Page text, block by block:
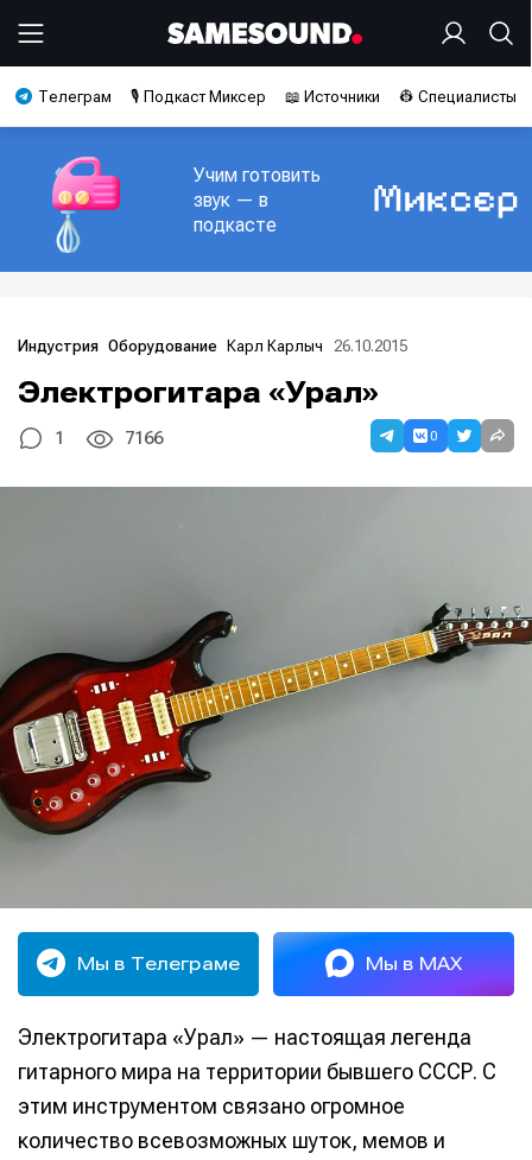
Телеграм 🎙️ Подкаст Миксер 📖 Источники 👷 Специалисты
Учим готовить
звук — в
подкасте
Индустрия Оборудование Карл Карлыч 26.10.2015
Электрогитара «Урал»
1 7166 0
Мы в Телеграме Мы в MAX
Электрогитара «Урал» — настоящая легенда
гитарного мира на территории бывшего СССР. С
этим инструментом связано огромное
количество всевозможных шуток, мемов и